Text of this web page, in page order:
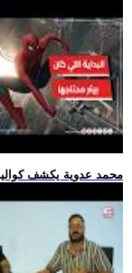
.. محمد عدوية يكشف